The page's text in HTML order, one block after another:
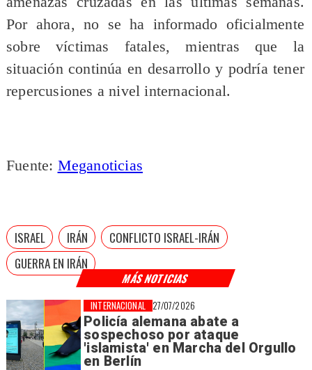
MÁS NOTICIAS
27/07/2026
Policía alemana abate a
sospechoso por ataque
'islamista' en Marcha del Orgullo
en Berlín
INTERNACIONAL
Por ahora, no se ha informado oficialmente
sobre víctimas fatales, mientras que la
situación continúa en desarrollo y podría tener
repercusiones a nivel internacional.
Fuente: Meganoticias
ISRAEL IRÁN
CONFLICTO ISRAEL-IRÁN
GUERRA EN IRÁN